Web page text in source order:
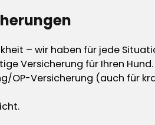
– wir haben für jede
Versicherung für Ihren Hund.
OP-Versicherung (auch für